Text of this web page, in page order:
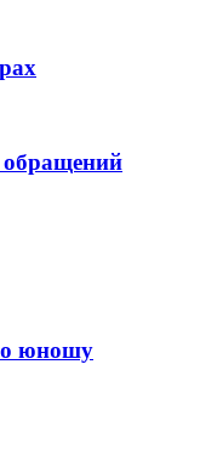
обращений
юношу